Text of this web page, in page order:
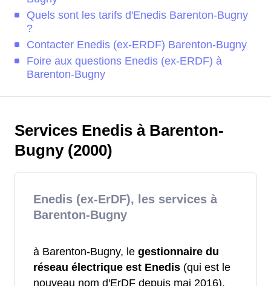
Quels sont les tarifs d'Enedis Barenton-Bugny
?
Contacter Enedis (ex-ERDF) Barenton-Bugny
Foire aux questions Enedis (ex-ERDF) à
Barenton-Bugny
Services Enedis à Barenton-
Bugny (2000)
Enedis (ex-ErDF), les services à
Barenton-Bugny
à Barenton-Bugny, le gestionnaire du
réseau électrique est Enedis (qui est le
nouveau nom d'ErDF depuis mai 2016).